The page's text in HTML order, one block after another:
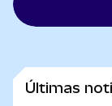
Últimas